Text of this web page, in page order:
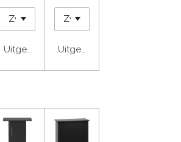
UitgeschakeldUitgeschakeld